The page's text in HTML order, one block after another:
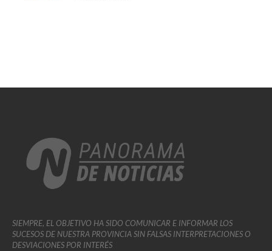
SIEMPRE, EL OBJETIVO HA SIDO COMUNICAR E INFORMAR LOS
SUCESOS DE NUESTRA PROVINCIA SIN FALSAS INTERPRETACIONES O
DESVIACIONES POR INTERÉS